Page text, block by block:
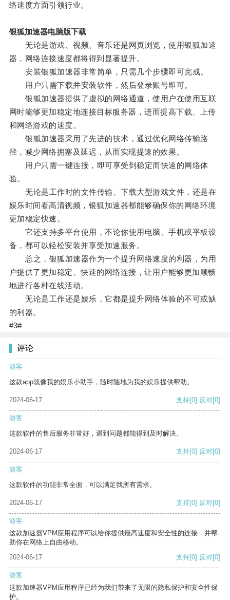
络速度方面引领行业。
银狐加速器电脑版下载
无论是游戏、视频、音乐还是网页浏览，使用银狐加速
器，网络连接速度都将得到显著提升。
安装银狐加速器非常简单，只需几个步骤即可完成。
用户只需下载并安装软件，然后登录账号即可。
银狐加速器提供了虚拟的网络通道，使用户在使用互联
网时能够更加稳定地连接目标服务器，进而提高下载、上传
和网络游戏的速度。
银狐加速器采用了先进的技术，通过优化网络传输路
径，减少网络拥塞及延迟，从而实现提速的效果。
用户只需一键连接，即可享受到稳定而快速的网络体
验。
无论是工作时的文件传输、下载大型游戏文件，还是在
娱乐时间看高清视频，银狐加速器都能够确保你的网络环境
更加稳定快速。
它还支持多平台使用，不论你使用电脑、手机或平板设
备，都可以轻松安装并享受加速服务。
总之，银狐加速器作为一个提升网络速度的利器，为用
户提供了更加稳定、快速的网络连接，让用户能够更加顺畅
地进行各种在线活动。
无论是工作还是娱乐，它都是提升网络体验的不可或缺
的利器。
#3#
评论
游客
这款app就像我的娱乐小助手，随时随地为我的娱乐提供帮助。
2024-06-17 支持[0] 反对[0]
游客
这款软件的售后服务非常好，遇到问题都能得到及时解决。
2024-06-17 支持[0] 反对[0]
游客
这款软件的功能非常全面，可以满足我所有需求。
2024-06-17 支持[0] 反对[0]
游客
这款加速器VPM应用程序可以给你提供最高速度和安全性的连接，并帮
助你在网络上自由移动。
2024-06-17
支持[0] 反对[0]
游客
这款加速器VPM应用程序已经为我们带来了无限的隐私保护和安全性保
护。